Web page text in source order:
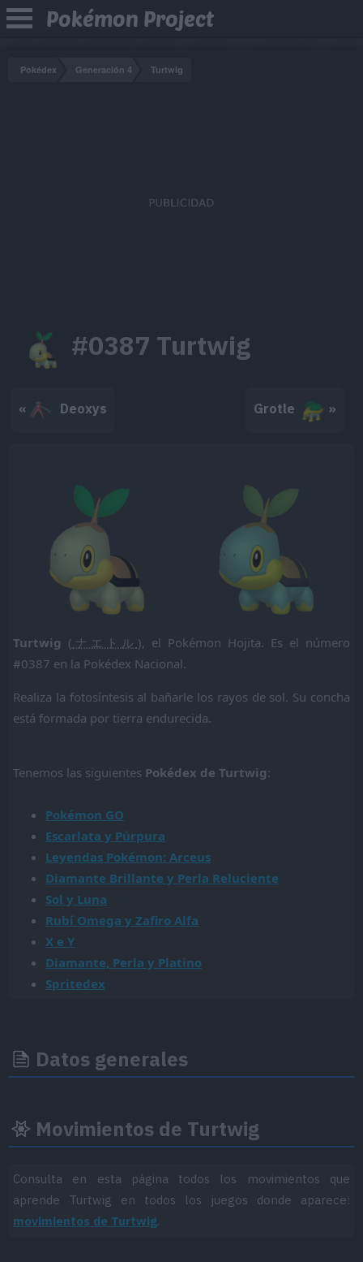
Pokémon Project
Pokédex Generación 4 Turtwig
#0387 Turtwig
« Deoxys Grotle »
Turtwig ( ナエトル ), el Pokémon Hojita. Es el número
#0387 en la Pokédex Nacional.
Realiza la fotosíntesis al bañarle los rayos de sol. Su concha
está formada por tierra endurecida.
Tenemos las siguientes Pokédex de Turtwig:
Pokémon GO
Escarlata y Púrpura
Leyendas Pokémon: Arceus
Diamante Brillante y Perla Reluciente
Sol y Luna
Rubí Omega y Zafiro Alfa
X e Y
Diamante, Perla y Platino
Spritedex
Datos generales
Movimientos de Turtwig
Consulta en esta página todos los movimientos que
aprende Turtwig en todos los juegos donde aparece:
movimientos de Turtwig.